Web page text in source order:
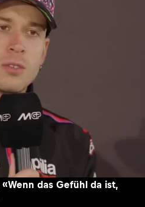
das Gefühl da ist,